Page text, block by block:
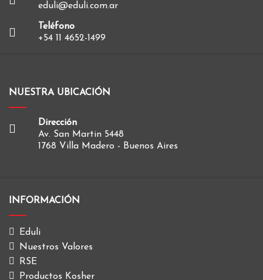
eduli@eduli.com.ar
Teléfono
+54 11 4652-1499
NUESTRA UBICACIÓN
Dirección
Av. San Martin 5448
1768 Villa Madero - Buenos Aires
INFORMACIÓN
Eduli
Nuestros Valores
RSE
Productos Kosher